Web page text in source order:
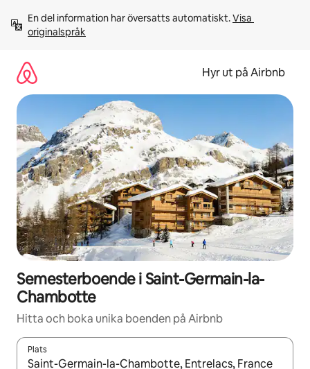
innehåll
En del information har översatts automatiskt. Visa
originalspråk
Hyr ut på Airbnb
Semesterboende i Saint-Germain-la-
Chambotte
Hitta och boka unika boenden på Airbnb
Plats
När resultaten är tillgängliga kan du navigera med upp- och